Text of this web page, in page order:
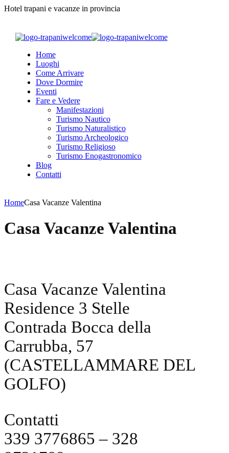
Hotel trapani e vacanze in provincia
Home
Luoghi
Come Arrivare
Dove Dormire
Eventi
Fare e Vedere
Manifestazioni
Turismo Nautico
Turismo Naturalistico
Turismo Archeologico
Turismo Religioso
Turismo Enogastronomico
Blog
Contatti
HomeCasa Vacanze Valentina
Casa Vacanze Valentina
Casa Vacanze Valentina
Residence 3 Stelle
Contrada Bocca della
Carrubba, 57
(CASTELLAMMARE DEL
GOLFO)
Contatti
339 3776865 – 328